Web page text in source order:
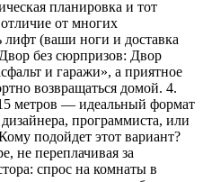
планировка и тот
от многих
лифт (ваши ноги и доставка
без сюрпризов: Двор
и гаражи», а приятное
возвращаться домой. 4.
метров — идеальный формат
программиста, или
подойдет этот вариант?
не переплачивая за
спрос на комнаты в